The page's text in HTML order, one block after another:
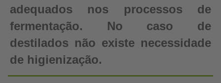
adequados nos processos de
fermentação. No caso de
destilados não existe necessidade
de higienização.